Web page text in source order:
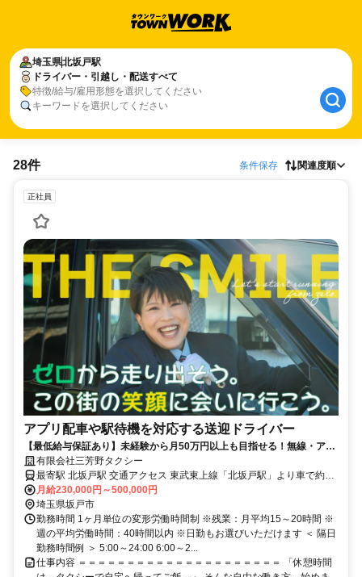
埼玉県北坂戸駅
ドライバー・引越し・配送すべて
特徴/給与/雇用形態を選択してください
キーワードを選択してください
28件 条件保存 関連度順
正社員
アプリ配車や駅待機を対応する送迎ドライバー
【最低給与保証あり】未経験から月50万円以上も目指せる！無線・アプ
リメインのタクシードライバー
有限会社三芳野タクシー
最寄駅 北坂戸駅 交通アクセス 東武東上線「北坂戸駅」より車で約6
分 ＊車通勤OK（無料駐車場あり）
月給230,000円～500,000円
埼玉県坂戸市
勤務時間 1ヶ月単位の変形労働時間制 ※残業：月平均15～20時間 ※
週の平均労働時間：40時間以内 ※日勤もお選びいただけます ＜ 隔日
勤務時間例 ＞ 5:00～24:00 6:00～2...
仕事内容 ＝＝＝＝＝＝＝＝＝＝＝＝＝＝＝＝＝＝＝＝＝ 「休憩時間